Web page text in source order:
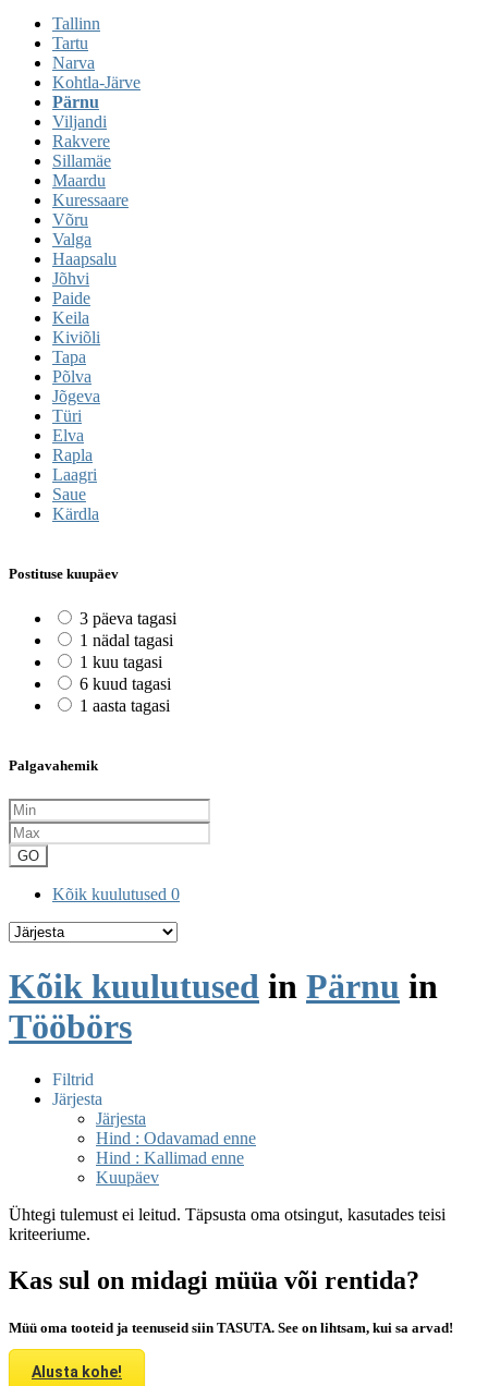
Tallinn
Tartu
Narva
Kohtla-Järve
Pärnu
Viljandi
Rakvere
Sillamäe
Maardu
Kuressaare
Võru
Valga
Haapsalu
Jõhvi
Paide
Keila
Kiviõli
Tapa
Põlva
Jõgeva
Türi
Elva
Rapla
Laagri
Saue
Kärdla
Postituse kuupäev
3 päeva tagasi
1 nädal tagasi
1 kuu tagasi
6 kuud tagasi
1 aasta tagasi
Palgavahemik
GO
Kõik kuulutused 0
Kõik kuulutused in Pärnu in
Tööbörs
Filtrid
Järjesta
Järjesta
Hind : Odavamad enne
Hind : Kallimad enne
Kuupäev
Ühtegi tulemust ei leitud. Täpsusta oma otsingut, kasutades teisi
kriteeriume.
Kas sul on midagi müüa või rentida?
Müü oma tooteid ja teenuseid siin TASUTA. See on lihtsam, kui sa arvad!
Alusta kohe!